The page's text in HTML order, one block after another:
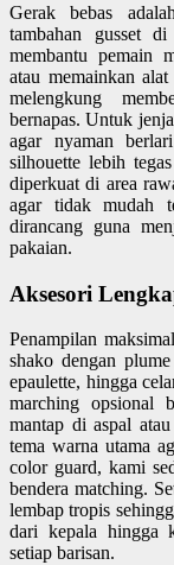
Gerak bebas
tambahan gusset
membantu pemain
atau memainkan
melengkung
bernapas. Untuk
agar nyaman
silhouette lebih
diperkuat di area
agar tidak mudah
dirancang guna
pakaian.
Aksesori
Penampilan
shako dengan
epaulette, hingga
marching opsional
mantap di aspal
tema warna utama
color guard, kami
bendera matching.
lembap tropis
dari kepala hingga
setiap barisan.